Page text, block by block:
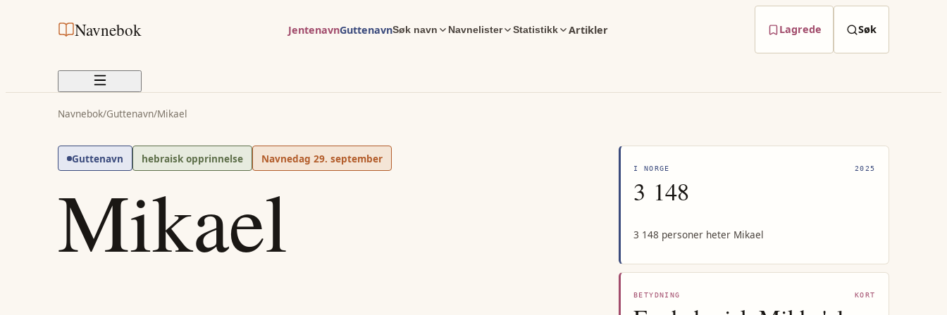
Navnebok JentenavnGuttenavnSøk navn Navnelister Statistikk Artikler Lagrede Søk
Navnebok/Guttenavn/Mikael
Guttenavn hebraisk opprinnelse Navnedag 29. september
Mikael I NORGE 2025
3 148
3 148 personer heter Mikael
BETYDNING KORT